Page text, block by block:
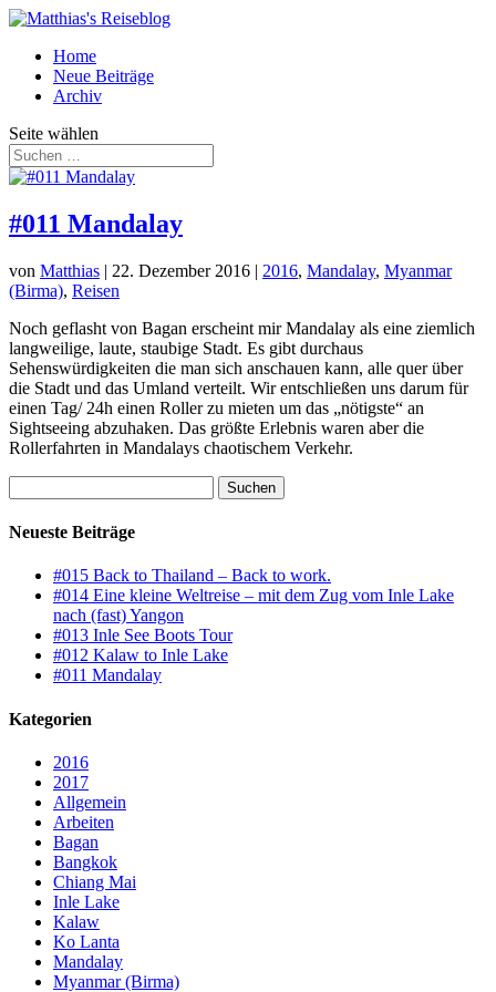
Home
Neue Beiträge
Archiv
Seite wählen
#011 Mandalay
von Matthias | 22. Dezember 2016 | 2016, Mandalay, Myanmar
(Birma), Reisen
Noch geflasht von Bagan erscheint mir Mandalay als eine ziemlich
langweilige, laute, staubige Stadt. Es gibt durchaus
Sehenswürdigkeiten die man sich anschauen kann, alle quer über
die Stadt und das Umland verteilt. Wir entschließen uns darum für
einen Tag/ 24h einen Roller zu mieten um das „nötigste“ an
Sightseeing abzuhaken. Das größte Erlebnis waren aber die
Rollerfahrten in Mandalays chaotischem Verkehr.
nach:
Neueste Beiträge
#015 Back to Thailand – Back to work.
#014 Eine kleine Weltreise – mit dem Zug vom Inle Lake
nach (fast) Yangon
#013 Inle See Boots Tour
#012 Kalaw to Inle Lake
#011 Mandalay
Kategorien
2016
2017
Allgemein
Arbeiten
Bagan
Bangkok
Chiang Mai
Inle Lake
Kalaw
Ko Lanta
Mandalay
Myanmar (Birma)